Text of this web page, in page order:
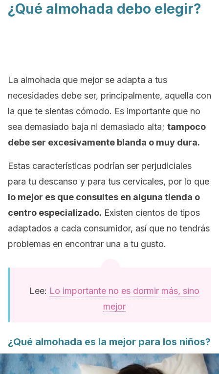
¿Qué almohada debo elegir?
La almohada que mejor se adapta a tus
necesidades debe ser, principalmente, aquella con
la que te sientas cómodo. Es importante que no
sea demasiado baja ni demasiado alta; tampoco
debe ser excesivamente blanda o muy dura.
Estas características podrían ser perjudiciales
para tu descanso y para tus cervicales, por lo que
lo mejor es que consultes en alguna tienda o
centro especializado. Existen cientos de tipos
adaptados a cada consumidor, así que no tendrás
problemas en encontrar una a tu gusto.
Lee: Lo importante no es dormir más, sino
mejor
¿Qué almohada es la mejor para los niños?